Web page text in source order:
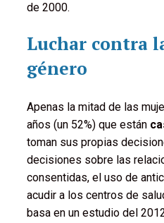
de 2000.
Luchar contra
género
Apenas la mitad de las
años (un 52%) que están
toman sus propias
decisiones sobre las
consentidas, el uso de
acudir a los centros de
basa en un estudio del